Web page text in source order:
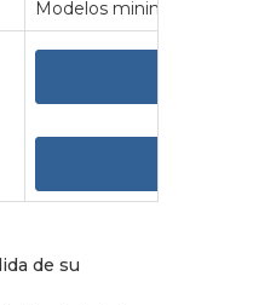
Modelos minimalistas y
de su